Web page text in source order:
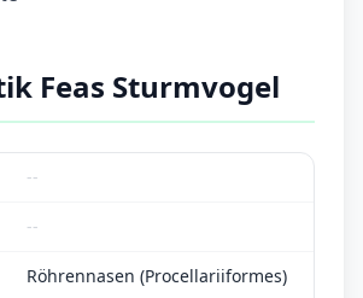
Feas Sturmvogel
--
--
Röhrennasen (Procellariiformes)